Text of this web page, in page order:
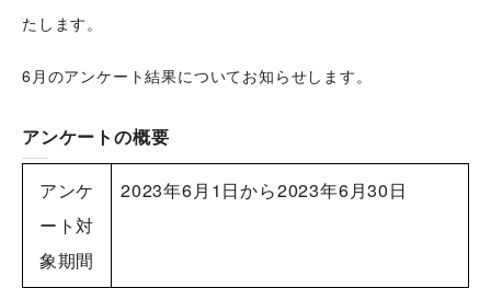
たします。
6月のアンケート結果についてお知らせします。
アンケートの概要
アンケ
ート対
象期間
2023年6月1日から2023年6月30日